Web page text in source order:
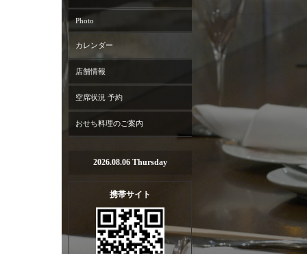
Photo
カレンダー
店舗情報
空席状況 予約
おせち料理のご案内
2026.08.06 Thursday
携帯サイト